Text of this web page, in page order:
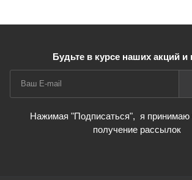
Будьте в курсе наших акций и
Нажимая "Подписаться", я принимаю
получение рассылок